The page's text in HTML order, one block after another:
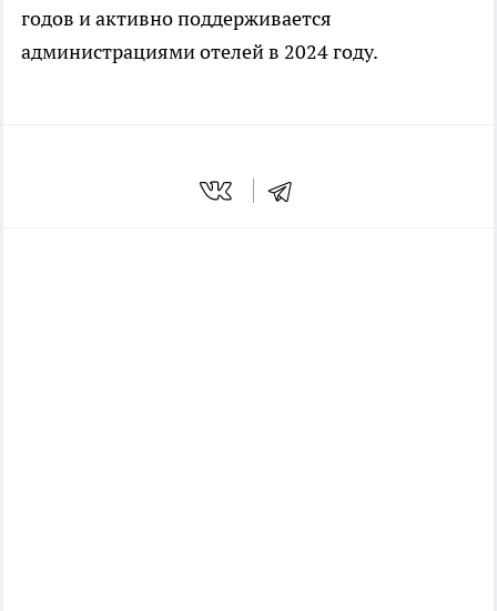
годов и активно поддерживается
администрациями отелей в 2024 году.